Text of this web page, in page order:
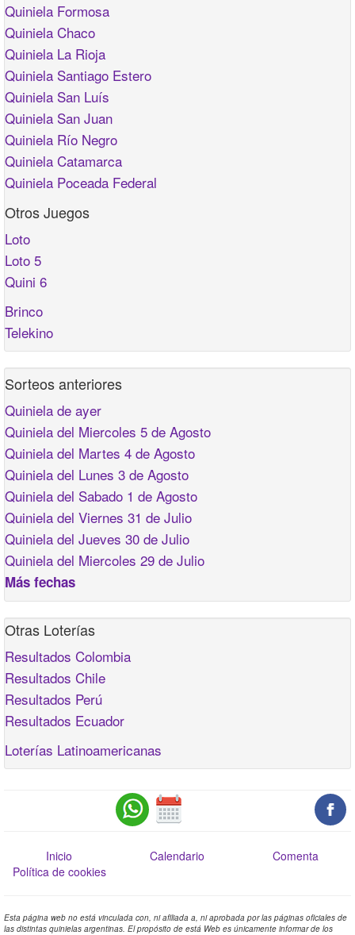
Quiniela Formosa
Quiniela Chaco
Quiniela La Rioja
Quiniela Santiago Estero
Quiniela San Luís
Quiniela San Juan
Quiniela Río Negro
Quiniela Catamarca
Quiniela Poceada Federal
Otros Juegos
Loto
Loto 5
Quini 6
Brinco
Telekino
Sorteos anteriores
Quiniela de ayer
Quiniela del Miercoles 5 de Agosto
Quiniela del Martes 4 de Agosto
Quiniela del Lunes 3 de Agosto
Quiniela del Sabado 1 de Agosto
Quiniela del Viernes 31 de Julio
Quiniela del Jueves 30 de Julio
Quiniela del Miercoles 29 de Julio
Más fechas
Otras Loterías
Resultados Colombia
Resultados Chile
Resultados Perú
Resultados Ecuador
Loterías Latinoamericanas
Inicio Calendario
Comenta
Política de cookies
Esta página web no está vinculada con, ni afiliada a, ni aprobada por las páginas oficiales de
las distintas quinielas argentinas. El propósito de está Web es únicamente informar de los